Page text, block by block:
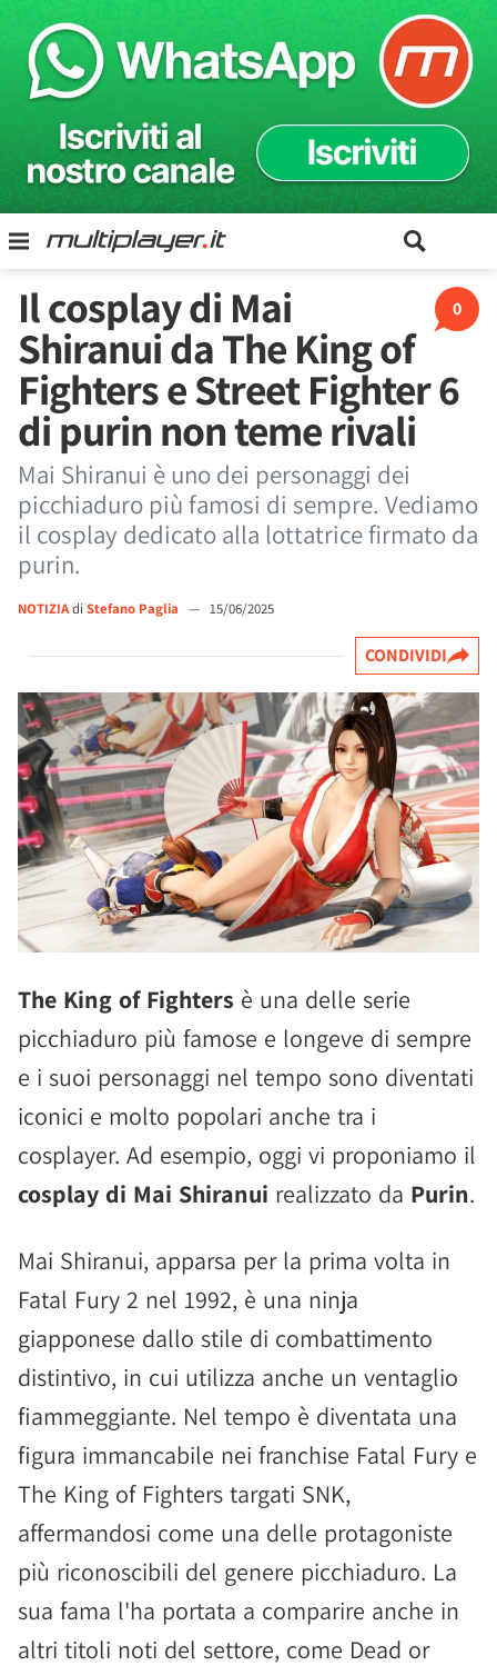
0
Il cosplay di Mai
Shiranui da The King of
Fighters e Street Fighter 6
di purin non teme rivali
Mai Shiranui è uno dei personaggi dei
picchiaduro più famosi di sempre. Vediamo
il cosplay dedicato alla lottatrice firmato da
purin.
NOTIZIAdi Stefano Paglia — 15/06/2025
CONDIVIDI
The King of Fighters è una delle serie
picchiaduro più famose e longeve di sempre
e i suoi personaggi nel tempo sono diventati
iconici e molto popolari anche tra i
cosplayer. Ad esempio, oggi vi proponiamo il
cosplay di Mai Shiranui realizzato da Purin.
Mai Shiranui, apparsa per la prima volta in
Fatal Fury 2 nel 1992, è una ninja
giapponese dallo stile di combattimento
distintivo, in cui utilizza anche un ventaglio
fiammeggiante. Nel tempo è diventata una
figura immancabile nei franchise Fatal Fury e
The King of Fighters targati SNK,
affermandosi come una delle protagoniste
più riconoscibili del genere picchiaduro. La
sua fama l'ha portata a comparire anche in
altri titoli noti del settore, come Dead or